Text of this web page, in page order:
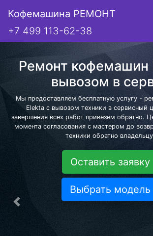
Кофемашина РЕМОНТ
+7 499 113-62-38
Ремонт кофемашин
вывозом в
Мы предоставляем бесплатную услугу -
Elekta с вывозом техники в сервисный
завершения всех работ привезем обратно.
момента согласования с мастером до
техники обратно
Оставить заявку
Выбрать модель
Предыдущая